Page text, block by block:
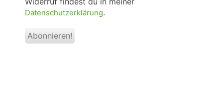
Datenschutzerklärung.